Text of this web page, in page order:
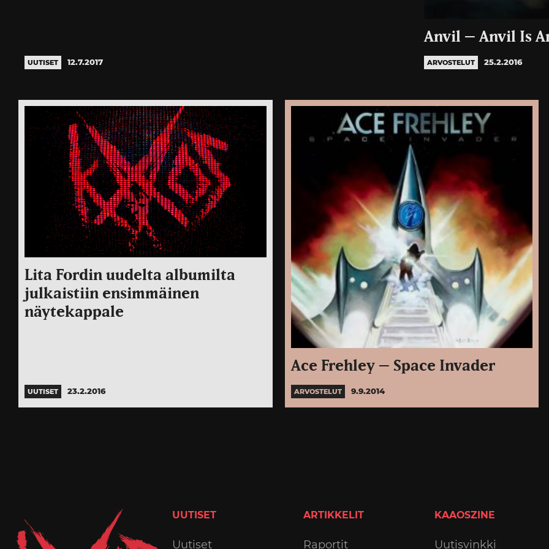
UUTISET 12.7.2017
Anvil – Anvil Is
ARVOSTELUT 25.2.2016
Lita Fordin uudelta albumilta
julkaistiin ensimmäinen
näytekappale
UUTISET 23.2.2016
Ace Frehley – Space Invader
ARVOSTELUT 9.9.2014
UUTISET
Uutiset
ARTIKKELIT
Raportit
KAAOSZINE
Uutisvinkki